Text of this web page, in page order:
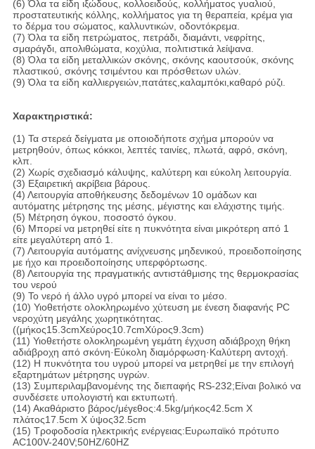
(6) Όλα τα είδη ιξώδους, κολλοειδούς, κολλήματος γυαλιού,
προστατευτικής κόλλης, κολλήματος για τη θεραπεία, κρέμα για
το δέρμα του σώματος, καλλυντικών, οδοντόκρεμα.
(7) Όλα τα είδη πετρώματος, πετράδι, διαμάντι, νεφρίτης,
σμαράγδι, απολιθώματα, κοχύλια, πολιτιστικά λείψανα.
(8) Όλα τα είδη μεταλλικών σκόνης, σκόνης καουτσούκ, σκόνης
πλαστικού, σκόνης τσιμέντου και πρόσθετων υλών.
(9) Όλα τα είδη καλλιεργειών,πατάτες,καλαμπόκι,καθαρό ρύζι.
Χαρακτηριστικά:
(1) Τα στερεά δείγματα με οποιοδήποτε σχήμα μπορούν να
μετρηθούν, όπως κόκκοι, λεπτές ταινίες, πλωτά, αφρό, σκόνη,
κλπ.
(2) Χωρίς σχεδιασμό κάλυψης, καλύτερη και εύκολη λειτουργία.
(3) Εξαιρετική ακρίβεια βάρους.
(4) Λειτουργία αποθήκευσης δεδομένων 10 ομάδων και
αυτόματης μέτρησης της μέσης, μέγιστης και ελάχιστης τιμής.
(5) Μέτρηση όγκου, ποσοστό όγκου.
(6) Μπορεί να μετρηθεί είτε η πυκνότητα είναι μικρότερη από 1
είτε μεγαλύτερη από 1.
(7) Λειτουργία αυτόματης ανίχνευσης μηδενικού, προειδοποίησης
με ήχο και προειδοποίησης υπερφόρτωσης.
(8) Λειτουργία της πραγματικής αντιστάθμισης της θερμοκρασίας
του νερού
(9) Το νερό ή άλλο υγρό μπορεί να είναι το μέσο.
(10) Υιοθετήστε ολοκληρωμένο χύτευση με ένεση διαφανής PC
νεροχύτη μεγάλης χωρητικότητας.
((μήκος15.3cmXεύρος10.7cmXύρος9.3cm)
(11) Υιοθετήστε ολοκληρωμένη γεμάτη έγχυση αδιάβροχη θήκη
αδιάβροχη από σκόνη·Εύκολη διαμόρφωση·Καλύτερη αντοχή.
(12) Η πυκνότητα του υγρού μπορεί να μετρηθεί με την επιλογή
εξαρτημάτων μέτρησης υγρών.
(13) Συμπεριλαμβανομένης της διεπαφής RS-232;Είναι βολικό να
συνδέσετε υπολογιστή και εκτυπωτή.
(14) Ακαθάριστο βάρος/μέγεθος:4.5kg/μήκος42.5cm X
πλάτος17.5cm X ύψος32.5cm
(15) Τροφοδοσία ηλεκτρικής ενέργειας:Ευρωπαϊκό πρότυπο
AC100V-240V;50HZ/60HZ